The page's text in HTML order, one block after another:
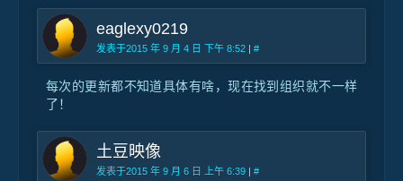
eaglexy0219
发表于2015 年 9 月 4 日 下午 8:52 | #
每次的更新都不知道具体有啥，现在找到组织就不一样
了！
土豆映像
发表于2015 年 9 月 6 日 上午 6:39 | #